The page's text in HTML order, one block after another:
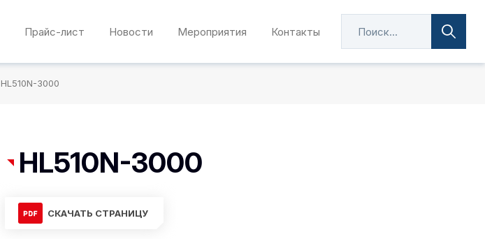
Прайс-лист Новости Мероприятия Контакты
HL510N-3000
HL510N-3000
СКАЧАТЬ СТРАНИЦУ